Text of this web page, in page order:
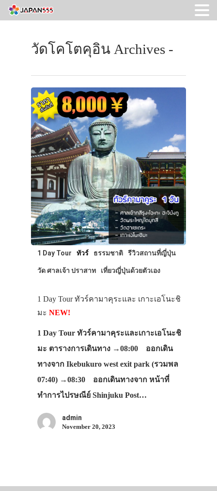
วัดโคโตคุอิน Archives -
1 Day Tour ทัวร์ ธรรมชาติ รีวิวสถานที่ญี่ปุ่น
วัด ศาลเจ้า ปราสาท เที่ยวญี่ปุ่นด้วยตัวเอง
1 Day Tour ทัวร์คามาคุระและ เกาะเอโนะชิ
มะ NEW!
1 Day Tour ทัวร์คามาคุระและเกาะเอโนะชิ
มะ ตารางการเดินทาง →08:00 ออกเดิน
ทางจาก Ikebukuro west exit park (รวมพล
07:40) →08:30 ออกเดินทางจาก หน้าที่
ทำการไปรษณีย์ Shinjuku Post…
admin
November 20, 2023